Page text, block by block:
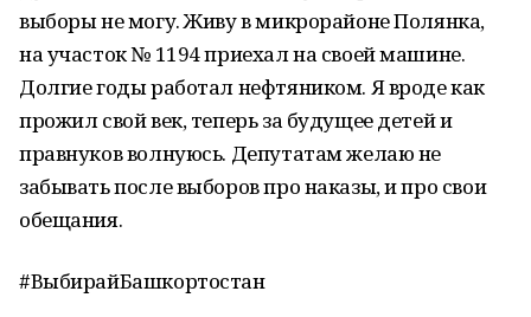
выборы не могу. Живу в микрорайоне Полянка,
на участок № 1194 приехал на своей машине.
Долгие годы работал нефтяником. Я вроде как
прожил свой век, теперь за будущее детей и
правнуков волнуюсь. Депутатам желаю не
забывать после выборов про наказы, и про свои
обещания.
#ВыбирайБашкортостан